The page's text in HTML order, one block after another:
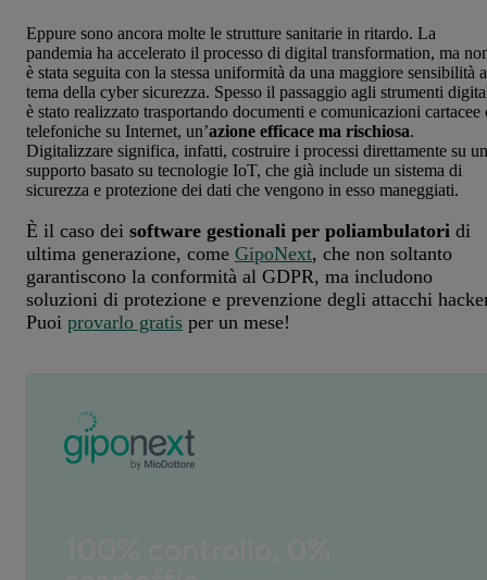
Eppure sono ancora molte le strutture sanitarie in ritardo. La
pandemia ha accelerato il processo di digital transformation, ma
è stata seguita con la stessa uniformità da una maggiore sensibilità
tema della cyber sicurezza. Spesso il passaggio agli strumenti
è stato realizzato trasportando documenti e comunicazioni cartacee
telefoniche su Internet, un’azione efficace ma rischiosa.
Digitalizzare significa, infatti, costruire i processi direttamente su un
supporto basato su tecnologie IoT, che già include un sistema di
sicurezza e protezione dei dati che vengono in esso maneggiati.
È il caso dei software gestionali per poliambulatori di
ultima generazione, come GipoNext, che non soltanto
garantiscono la conformità al GDPR, ma includono
soluzioni di protezione e prevenzione degli attacchi
Puoi provarlo gratis per un mese!